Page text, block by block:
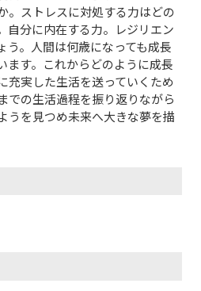
。ストレスに対処する力はどの
自分に内在する力。レジリエン
う。人間は何歳になっても成長
ます。これからどのように成長
充実した生活を送っていくため
での生活過程を振り返りながら
うを見つめ未来へ大きな夢を描